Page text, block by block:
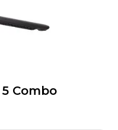
Combo